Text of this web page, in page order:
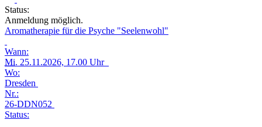
Status:
Anmeldung möglich.
Aromatherapie für die Psyche "Seelenwohl"
Wann:
Mi. 25.11.2026, 17.00 Uhr
Wo:
Dresden
Nr.:
26-DDN052
Status: